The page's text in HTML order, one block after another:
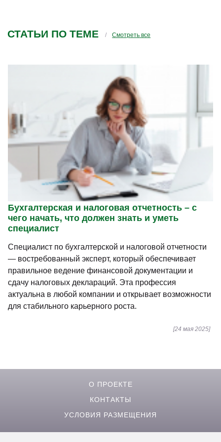
было понятнее на примере)
СТАТЬИ ПО ТЕМЕ Смотреть все
Бухгалтерская и налоговая отчетность – с
чего начать, что должен знать и уметь
специалист
Специалист по бухгалтерской и налоговой отчетности
— востребованный эксперт, который обеспечивает
правильное ведение финансовой документации и
сдачу налоговых деклараций. Эта профессия
актуальна в любой компании и открывает возможности
для стабильного карьерного роста.
[24 мая 2025]
О ПРОЕКТЕ
КОНТАКТЫ
УСЛОВИЯ РАЗМЕЩЕНИЯ